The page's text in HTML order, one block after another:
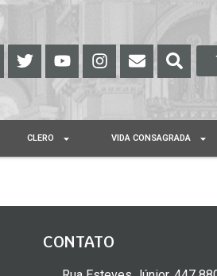
CLERO VIDA CONSAGRADA
CONTATO